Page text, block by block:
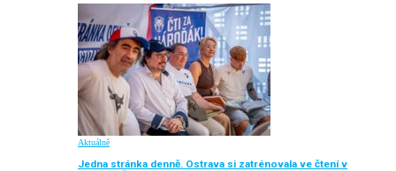
Aktuálně
Jedna stránka denně. Ostrava si zatrénovala ve čtení v